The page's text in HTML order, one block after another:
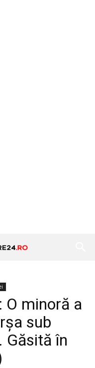
O minoră a
sub
Găsită în